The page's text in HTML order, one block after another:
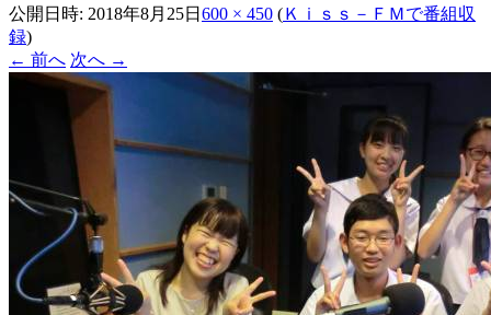
公開日時: 2018年8月25日 600 × 450 (Ｋｉｓｓ－ＦＭで番組収
録)
← 前へ 次へ →